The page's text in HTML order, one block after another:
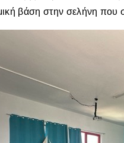
βάση στην σελήνη